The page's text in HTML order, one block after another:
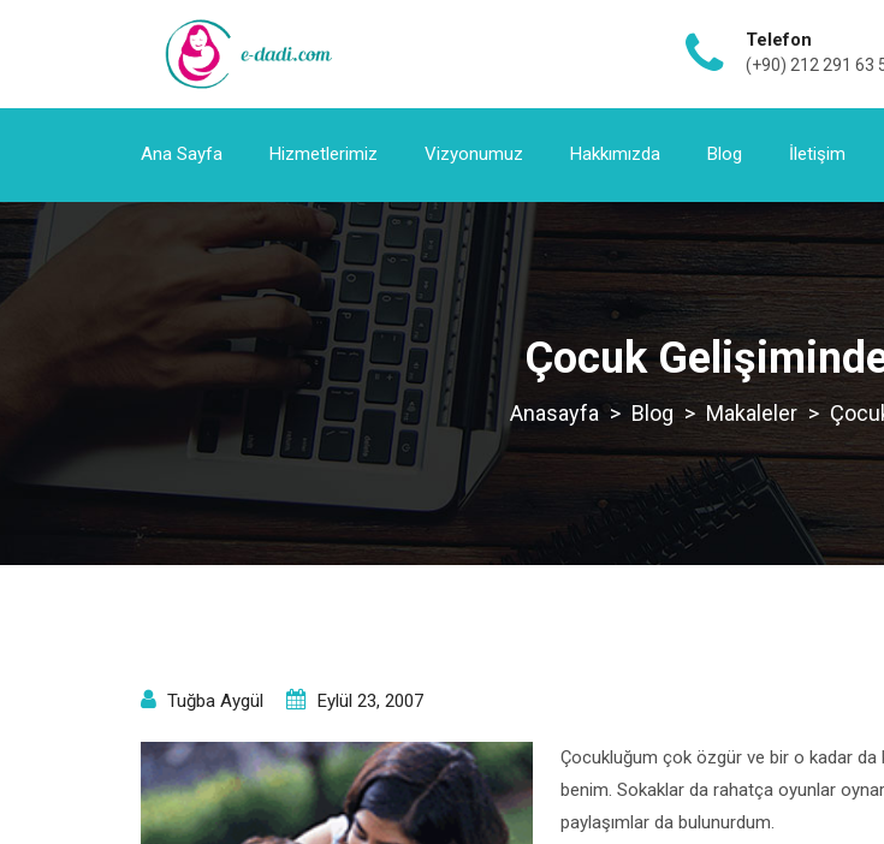
Telefon
(+90) 212 291 63
Ana Sayfa Hizmetlerimiz Vizyonumuz Hakkımızda Blog İletişim
Çocuk
> Blog > Makaleler >
Tuğba Aygül Eylül 23, 2007
Çocukluğum çok özgür ve bir o kadar da
benim. Sokaklar da rahatça oyunlar
paylaşımlar da bulunurdum.